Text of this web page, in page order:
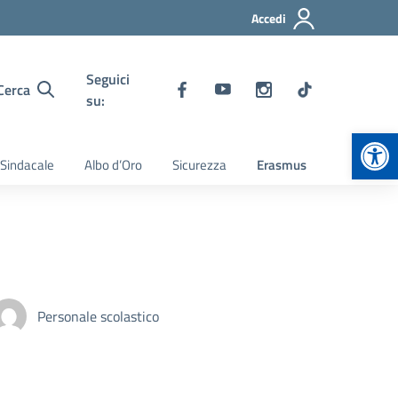
Accedi
Seguici
su:
Albo d’Oro Sicurezza Erasmus
Personale scolastico